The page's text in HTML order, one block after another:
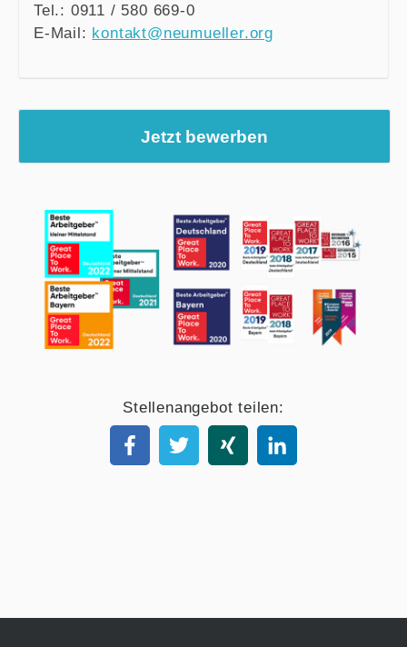
Tel.: 0911 / 580 669-0
E-Mail: kontakt@neumueller.org
Jetzt bewerben
Stellenangebot teilen: